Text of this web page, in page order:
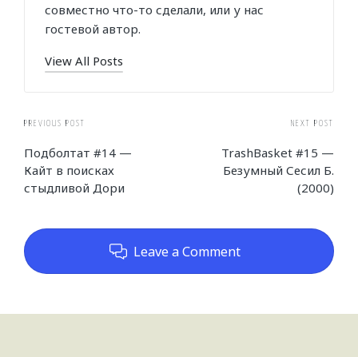
совместно что-то сделали, или у нас
гостевой автор.
View All Posts
Post
navigation
PREVIOUS POST
Подболтат #14 —
Кайт в поисках
стыдливой Дори
NEXT POST
TrashBasket #15 —
Безумный Сесил Б.
(2000)
Leave a Comment